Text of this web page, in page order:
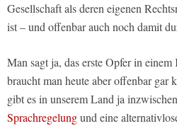
Gesellschaft als deren eigenen
ist – und offenbar auch noch damit
Man sagt ja, das erste Opfer in
braucht man heute aber offenbar gar
gibt es in unserem Land ja
Sprachregelungund eine